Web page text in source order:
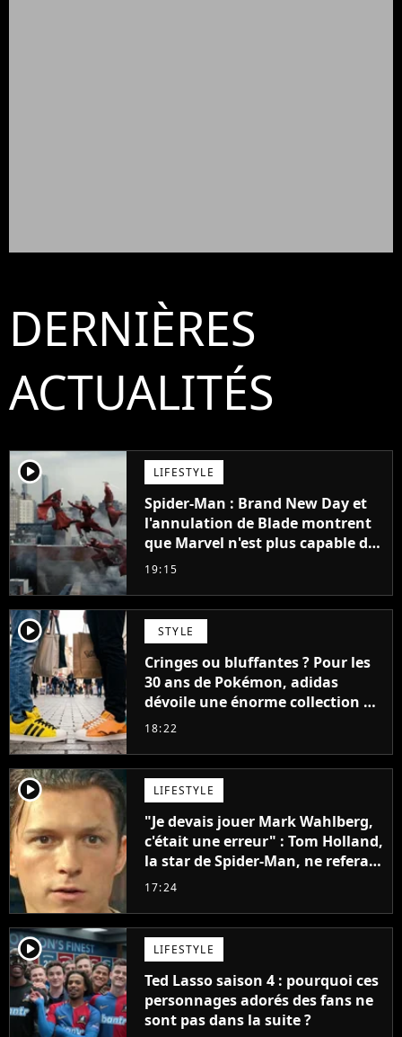
DERNIÈRES
ACTUALITÉS
player2 LIFESTYLE
Spider-Man : Brand New Day et
l'annulation de Blade montrent
que Marvel n'est plus capable de
faire quoi que ce soit de simple
19:15
player2 STYLE
Cringes ou bluffantes ? Pour les
30 ans de Pokémon, adidas
dévoile une énorme collection de
sneakers et je ne sais pas quoi en
18:22
player2 LIFESTYLE
"Je devais jouer Mark Wahlberg,
c'était une erreur" : Tom Holland,
la star de Spider-Man, ne referait
pas ce blockbuster
17:24
player2 LIFESTYLE
Ted Lasso saison 4 : pourquoi ces
personnages adorés des fans ne
sont pas dans la suite ?